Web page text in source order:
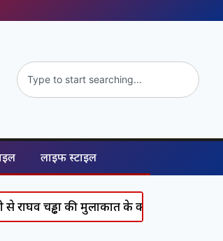
लाइफ स्टाइल
मुलाकात के क्या हैं सियासी मायने?